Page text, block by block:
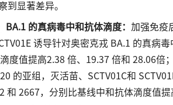
到显著差异。
的真病毒中和抗体滴度： 加强免疫
诱导针对奥密克戎 BA.1 的真病
度值提高2.38 倍、19.37 倍和 28.06倍
的亚组，灭活苗、SCTV01C和
和 2667，分别比基线中和抗体滴度值提